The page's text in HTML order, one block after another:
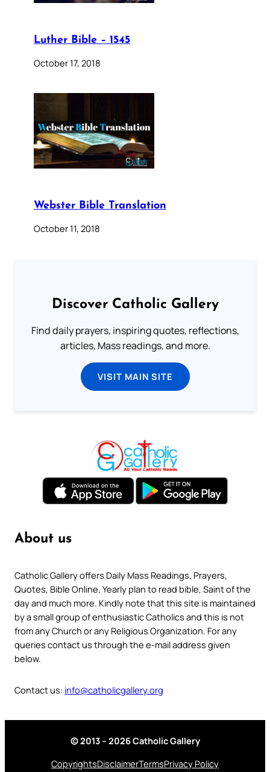
Luther Bible – 1545
October 17, 2018
Webster Bible Translation
October 11, 2018
Discover Catholic Gallery
Find daily prayers, inspiring quotes, reflections,
articles, Mass readings, and more.
VISIT MAIN SITE
About us
Catholic Gallery offers Daily Mass Readings, Prayers,
Quotes, Bible Online, Yearly plan to read bible, Saint of the
day and much more. Kindly note that this site is maintained
by a small group of enthusiastic Catholics and this is not
from any Church or any Religious Organization. For any
queries contact us through the e-mail address given
below.
Contact us: info@catholicgallery.org
© 2013 – 2026 Catholic Gallery
CopyrightsDisclaimerTermsPrivacy Policy